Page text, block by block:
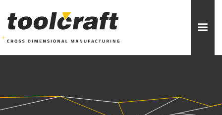
ADDITIVE FERTIGUNG ROBOTIK ZERSPANUNG